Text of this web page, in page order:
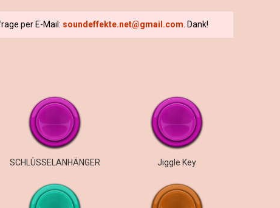
per E-Mail: soundeffekte.net@gmail.com . Dank!
SCHLÜSSELANHÄNGER Jiggle Key